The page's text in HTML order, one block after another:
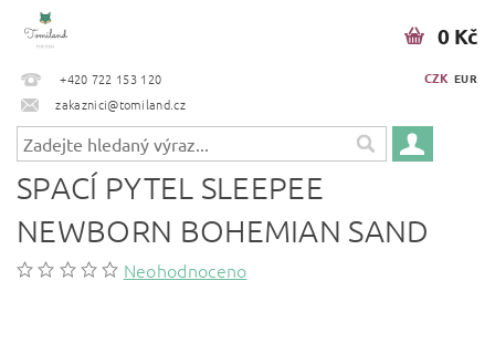
+420 722 153 120
zakaznici@tomiland.cz
CZK EUR
0 Kč
SPACÍ PYTEL SLEEPEE
NEWBORN BOHEMIAN SAND
Neohodnoceno